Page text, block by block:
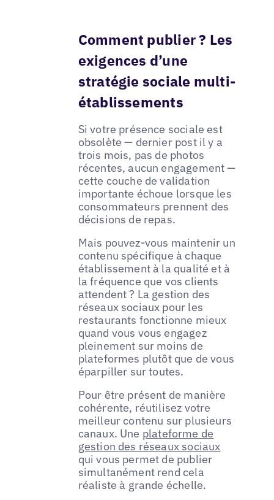
Comment publier ? Les
exigences d’une
stratégie sociale multi-
établissements
Si votre présence sociale est
obsolète — dernier post il y a
trois mois, pas de photos
récentes, aucun engagement —
cette couche de validation
importante échoue lorsque les
consommateurs prennent des
décisions de repas.
Mais pouvez-vous maintenir un
contenu spécifique à chaque
établissement à la qualité et à
la fréquence que vos clients
attendent ? La gestion des
réseaux sociaux pour les
restaurants fonctionne mieux
quand vous vous engagez
pleinement sur moins de
plateformes plutôt que de vous
éparpiller sur toutes.
Pour être présent de manière
cohérente, réutilisez votre
meilleur contenu sur plusieurs
canaux. Une plateforme de
gestion des réseaux sociaux
qui vous permet de publier
simultanément rend cela
réaliste à grande échelle.